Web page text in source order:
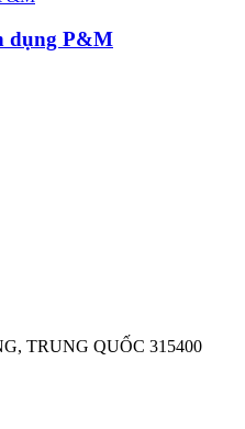
dụng P&M
TRUNG QUỐC 315400